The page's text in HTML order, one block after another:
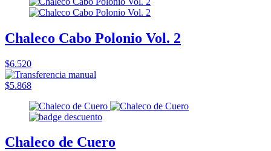
Chaleco Cabo Polonio Vol. 2
$6.520
$5.868
Chaleco de Cuero